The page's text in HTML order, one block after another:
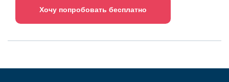
Хочу попробовать бесплатно